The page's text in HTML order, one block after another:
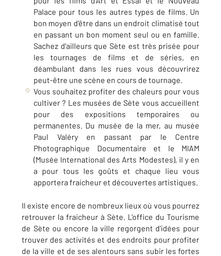
Palace pour tous les autres types de films. Un
bon moyen d'être dans un endroit climatisé tout
en passant un bon moment seul ou en famille.
Sachez d'ailleurs que Sète est très prisée pour
les tournages de films et de séries, en
déambulant dans les rues vous découvrirez
peut-être une scène en cours de tournage.
Vous souhaitez profiter des chaleurs pour vous
cultiver ? Les musées de Sète vous accueillent
pour des expositions temporaires ou
permanentes. Du musée de la mer, au musée
Paul Valéry en passant par le Centre
Photographique Documentaire et le MIAM
(Musée International des Arts Modestes), il y en
a pour tous les goûts et chaque lieu vous
apportera fraicheur et découvertes artistiques.
Il existe encore de nombreux lieux où vous pourrez
retrouver la fraicheur à Sète. L'office du Tourisme
de Sète ou encore la ville regorgent d'idées pour
trouver des activités et des endroits pour profiter
de la ville et de ses alentours sans subir les fortes